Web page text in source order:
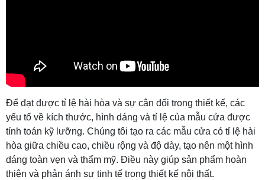
Để đạt được tỉ lệ hài hòa và sự cân đối trong thiết kế, các
yếu tố về kích thước, hình dáng và tỉ lệ của mẫu cửa được
tính toán kỹ lưỡng. Chúng tôi tạo ra các mẫu cửa có tỉ lệ hài
hòa giữa chiều cao, chiều rộng và độ dày, tạo nên một hình
dáng toàn vẹn và thẩm mỹ. Điều này giúp sản phẩm hoàn
thiện và phản ánh sự tinh tế trong thiết kế nội thất.